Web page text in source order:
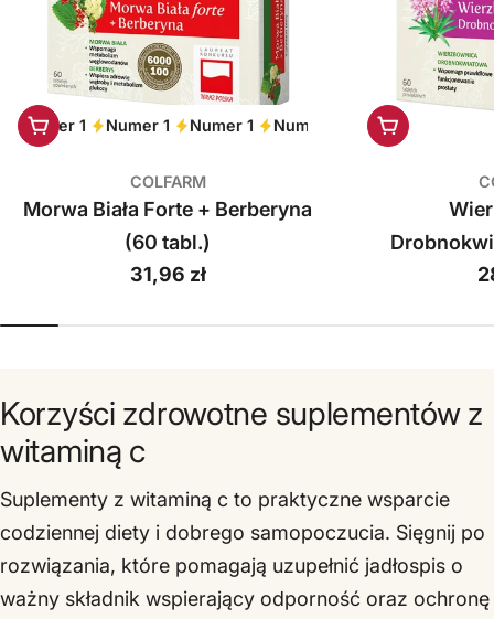
Numer 1 Numer 1 Numer 1 Numer 1 Numer 1
Dodaj do koszyka
COLFARM
Morwa Biała Forte + Berberyna
(60 tabl.)
Cena
31,96 zł
Dodaj do
Korzyści zdrowotne suplementów z
witaminą c
Suplementy z witaminą c to praktyczne wsparcie
codziennej diety i dobrego samopoczucia. Sięgnij po
rozwiązania, które pomagają uzupełnić jadłospis o
ważny składnik wspierający odporność oraz ochronę